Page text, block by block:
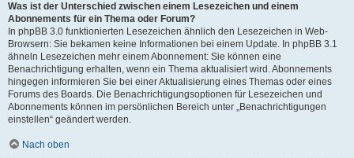
Was ist der Unterschied zwischen einem Lesezeichen und einem
Abonnements für ein Thema oder Forum?
In phpBB 3.0 funktionierten Lesezeichen ähnlich den Lesezeichen in Web-
Browsern: Sie bekamen keine Informationen bei einem Update. In phpBB 3.1
ähneln Lesezeichen mehr einem Abonnement: Sie können eine
Benachrichtigung erhalten, wenn ein Thema aktualisiert wird. Abonnements
hingegen informieren Sie bei einer Aktualisierung eines Themas oder eines
Forums des Boards. Die Benachrichtigungsoptionen für Lesezeichen und
Abonnements können im persönlichen Bereich unter „Benachrichtigungen
einstellen“ geändert werden.
Nach oben